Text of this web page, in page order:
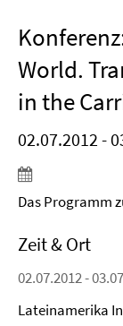
World.
in the
02.07.2012 -
Das Programm
Zeit & Ort
02.07.2012 -
Lateinamerika